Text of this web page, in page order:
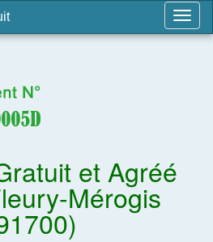
et Agréé
Mérogis